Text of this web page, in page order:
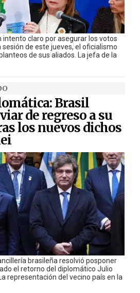
intento claro por asegurar los votos
de este jueves, el oficialismo
de sus aliados. La jefa de la
Brasil
de regreso a su
los nuevos dichos
brasileña resolvió posponer
el retorno del diplomático Julio
representación del vecino país en la